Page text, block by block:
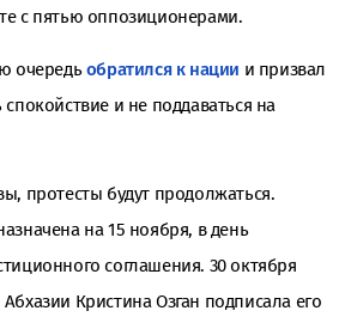
с пятью оппозиционерами.
очередьобратился к нации и призвал
и не поддаваться на
протесты будут продолжаться.
на 15 ноября, в день
соглашения. 30 октября
Кристина Озган подписала его